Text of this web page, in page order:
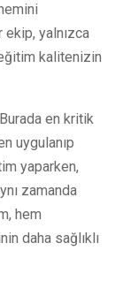
ekip, yalnızca
kalitenizin
en kritik
uygulanıp
yaparken,
zamanda
hem
daha sağlıklı